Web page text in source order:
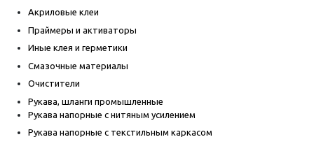
Акриловые клеи
Праймеры и активаторы
Иные клея и герметики
Смазочные материалы
Очистители
Рукава, шланги промышленные
Рукава напорные с нитяным усилением
Рукава напорные с текстильным каркасом